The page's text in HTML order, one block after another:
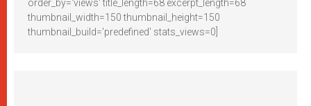
order_by='views' title_length=68 excerpt_length=68
thumbnail_width=150 thumbnail_height=150
thumbnail_build='predefined' stats_views=0]